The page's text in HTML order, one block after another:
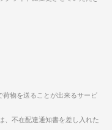
物を送ることが出来るサービ
、不在配達通知書を差し入れた